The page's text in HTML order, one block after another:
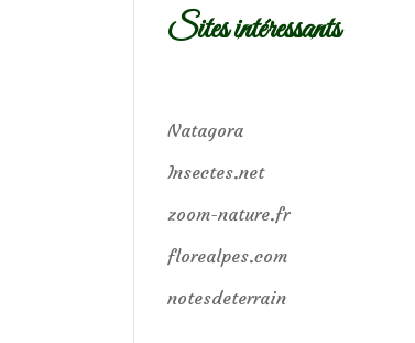
Sites intéressants
Natagora
Insectes.net
zoom-nature.fr
florealpes.com
notesdeterrain